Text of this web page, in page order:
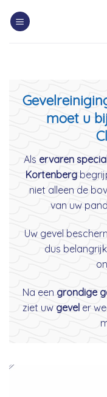
moet u
Als ervaren
Kortenberg
niet alleen de
van uw
Uw gevel
dus
Na een grondige
ziet uw geveler